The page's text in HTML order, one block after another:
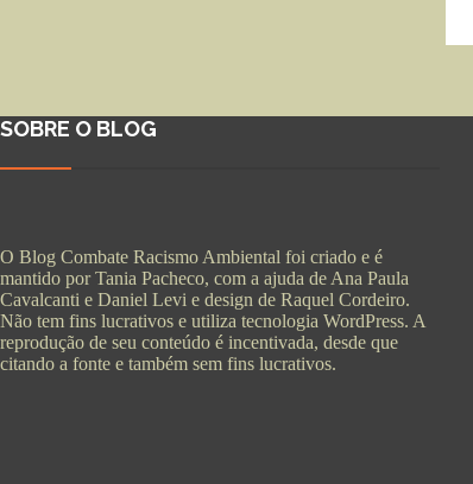
SOBRE O BLOG
O Blog Combate Racismo Ambiental foi criado e é
mantido por Tania Pacheco, com a ajuda de Ana Paula
Cavalcanti e Daniel Levi e design de Raquel Cordeiro.
Não tem fins lucrativos e utiliza tecnologia WordPress. A
reprodução de seu conteúdo é incentivada, desde que
citando a fonte e também sem fins lucrativos.